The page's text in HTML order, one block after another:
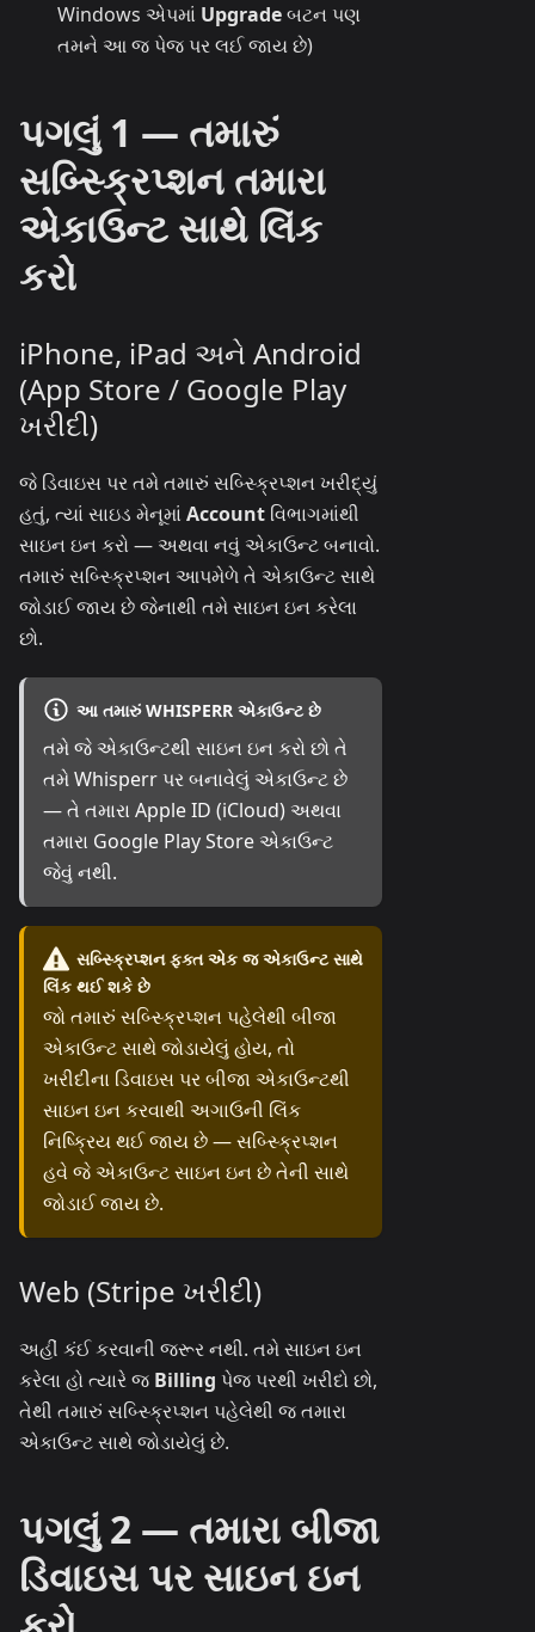
Windows એપમાં Upgradeબટન પણ
તમને આ જ પેજ પર લઈ જાય છે)
પગલું 1 — તમારું
સબ્સ્ક્રિપ્શન તમારા
એકાઉન્ટ સાથે લિંક
કરો
iPhone, iPad અને Android
(App Store / Google Play
ખરીદી)
જે ડિવાઇસ પર તમે તમારું સબ્સ્ક્રિપ્શન ખરીદ્યું
હતું, ત્યાં સાઇડ મેનૂમાં Account વિભાગમાંથી
સાઇન ઇન કરો — અથવા નવું એકાઉન્ટ બનાવો.
તમારું સબ્સ્ક્રિપ્શન આપમેળે તે એકાઉન્ટ સાથે
જોડાઈ જાય છે જેનાથી તમે સાઇન ઇન કરેલા
છો.
આ તમારું WHISPERR એકાઉન્ટ છે
તમે જે એકાઉન્ટથી સાઇન ઇન કરો છો તે
તમે Whisperr પર બનાવેલું એકાઉન્ટ છે
— તે તમારા Apple ID (iCloud) અથવા
તમારા Google Play Store એકાઉન્ટ
જેવું નથી.
સબ્સ્ક્રિપ્શન ફક્ત એક જ એકાઉન્ટ સાથે
લિંક થઈ શકે છે
જો તમારું સબ્સ્ક્રિપ્શન પહેલેથી બીજા
એકાઉન્ટ સાથે જોડાયેલું હોય, તો
ખરીદીના ડિવાઇસ પર બીજા એકાઉન્ટથી
સાઇન ઇન કરવાથી અગાઉની લિંક
નિષ્ક્રિય થઈ જાય છે — સબ્સ્ક્રિપ્શન
હવે જે એકાઉન્ટ સાઇન ઇન છે તેની સાથે
જોડાઈ જાય છે.
Web (Stripe ખરીદી)
અહીં કંઈ કરવાની જરૂર નથી. તમે સાઇન ઇન
કરેલા હો ત્યારે જ Billing પેજ પરથી ખરીદો છો,
તેથી તમારું સબ્સ્ક્રિપ્શન પહેલેથી જ તમારા
એકાઉન્ટ સાથે જોડાયેલું છે.
પગલું 2 — તમારા બીજા
ડિવાઇસ પર સાઇન ઇન